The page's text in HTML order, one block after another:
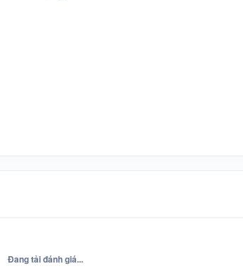
Đang tải đánh giá...